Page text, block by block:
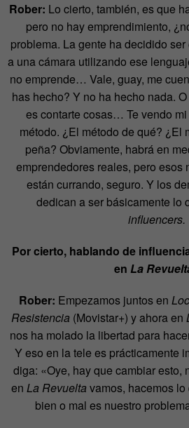
Rober: Lo cierto, también, es que
pero no hay emprendimiento,
problema. La gente ha decidido
a una cámara utilizando ese
no emprende… Vale, guay, me
has hecho? Y no ha hecho nada.
es contarte cosas… Te vendo
método. ¿El método de qué? ¿El
peña? Obviamente, habrá en
emprendedores reales, pero esos
están currando, seguro. Y los
dedican a ser básicamente lo
influencers.
Por cierto, hablando de
en La
Rober: Empezamos juntos en
Resistencia (Movistar+) y ahora en
nos ha molado la libertad para
Y eso en la tele es prácticamente
diga: «Oye, hay que cambiar esto,
en La Revuelta vamos, hacemos
bien o mal es nuestro